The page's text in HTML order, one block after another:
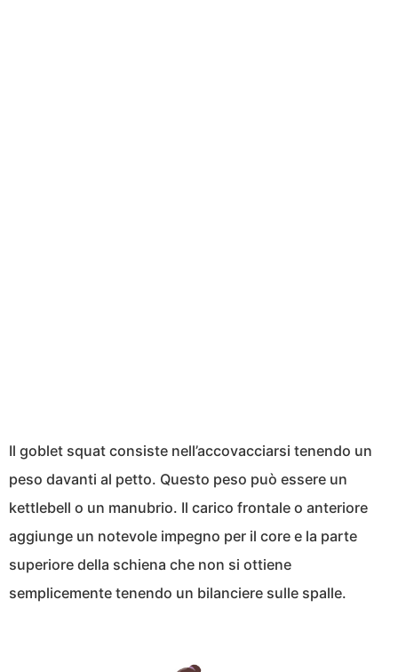
Il goblet squat consiste nell’accovacciarsi tenendo un
peso davanti al petto. Questo peso può essere un
kettlebell o un manubrio. Il carico frontale o anteriore
aggiunge un notevole impegno per il core e la parte
superiore della schiena che non si ottiene
semplicemente tenendo un bilanciere sulle spalle.